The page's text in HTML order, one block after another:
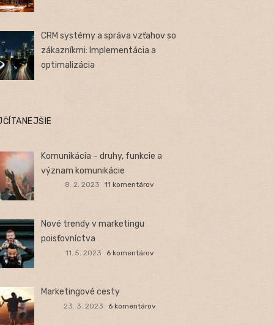
CRM systémy a správa vzťahov so
zákazníkmi: Implementácia a
optimalizácia
Komunikácia – druhy, funkcie a
význam komunikácie
8. 2. 2023 11 komentárov
Nové trendy v marketingu
poisťovníctva
11. 5. 2023 6 komentárov
Marketingové cesty
23. 3. 2023 6 komentárov